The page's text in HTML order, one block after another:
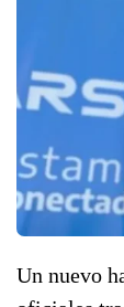
Un nuevo